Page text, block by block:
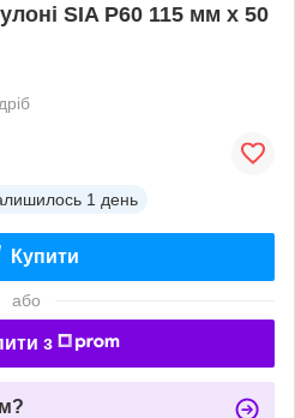
SIA P60 115 мм х 50
1 день
Купити
або
з